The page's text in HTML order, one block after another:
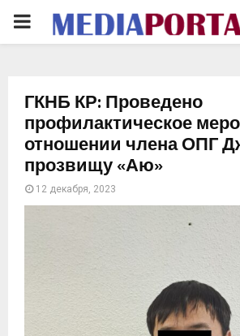
PRIMARY
ГКНБ КР: Проведено
профилактическое
отношении члена ОПГ
прозвищу «Аю»
12 декабря, 2023